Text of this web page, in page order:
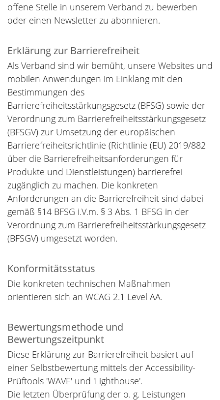
offene Stelle in unserem Verband zu bewerben
oder einen Newsletter zu abonnieren.
Erklärung zur Barrierefreiheit
Als Verband sind wir bemüht, unsere Websites und
mobilen Anwendungen im Einklang mit den
Bestimmungen des
Barrierefreiheitsstärkungsgesetz (BFSG) sowie der
Verordnung zum Barrierefreiheitsstärkungsgesetz
(BFSGV) zur Umsetzung der europäischen
Barrierefreiheitsrichtlinie (Richtlinie (EU) 2019/882
über die Barrierefreiheitsanforderungen für
Produkte und Dienstleistungen) barrierefrei
zugänglich zu machen. Die konkreten
Anforderungen an die Barrierefreiheit sind dabei
gemäß §14 BFSG i.V.m. § 3 Abs. 1 BFSG in der
Verordnung zum Barrierefreiheitsstärkungsgesetz
(BFSGV) umgesetzt worden.
Konformitätsstatus
Die konkreten technischen Maßnahmen
orientieren sich an WCAG 2.1 Level AA.
Bewertungsmethode und
Bewertungszeitpunkt
Diese Erklärung zur Barrierefreiheit basiert auf
einer Selbstbewertung mittels der Accessibility-
Prüftools 'WAVE' und 'Lighthouse'.
Die letzten Überprüfung der o. g. Leistungen